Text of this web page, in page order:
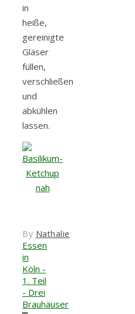
in
heiße,
gereinigte
Gläser
füllen,
verschließen
und
abkühlen
lassen.
By Nathalie
Essen
in
Köln -
1. Teil
- Drei
Brauhäuser